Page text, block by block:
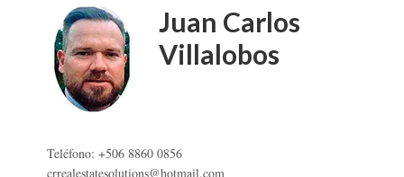
primaria
Juan Carlos
Villalobos
Teléfono: +506 8860 0856
crrealestatesolutions@hotmail.com